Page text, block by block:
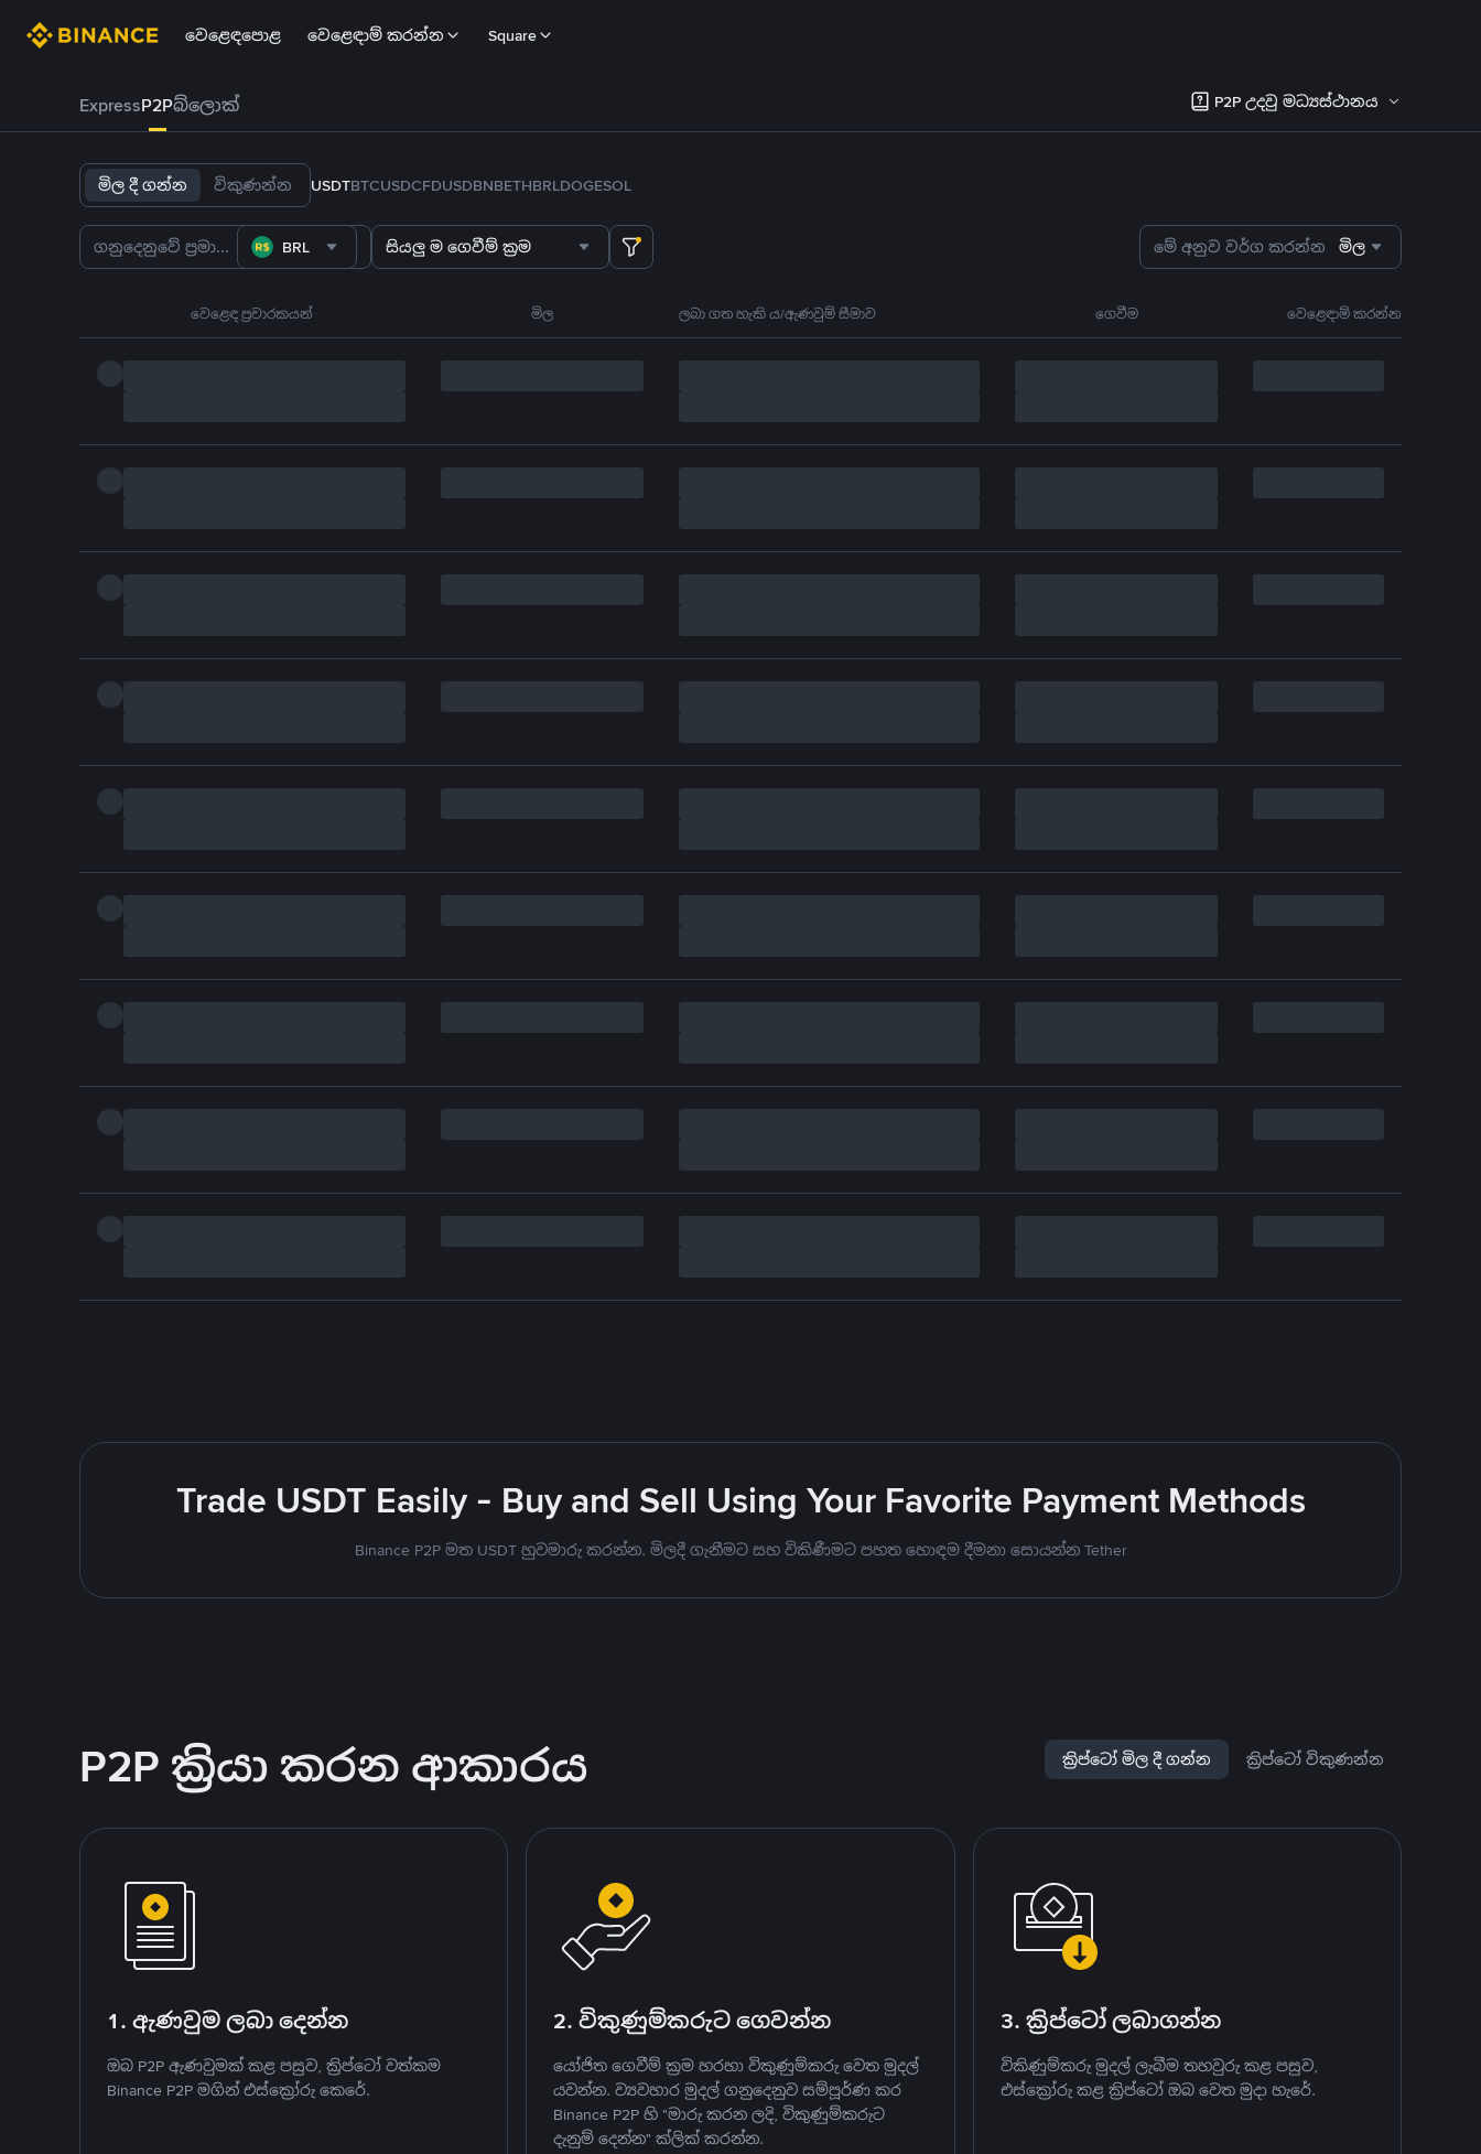
වෙළෙඳපොළ වෙළෙඳාම් කරන්න Square
ExpressP2Pබ්ලොක් P2P උදවු මධ්‍යස්ථානය
මිල දී ගන්න විකුණන්න USDTBTCUSDCFDUSDBNBETHBRLDOGESOL
BRL සියලු ම ගෙවීම් ක්‍රම මේ අනුව වර්ග කරන්න මිල
වෙළෙඳ ප්‍රචාරකයන් මිල ලබා ගත හැකි ය/ඇණවුම් සීමාව ගෙවීම වෙළෙඳාම් කරන්න
Trade USDT Easily - Buy and Sell Using Your Favorite Payment Methods
Binance P2P මත USDT හුවමාරු කරන්න. මිලදී ගැනීමට සහ විකිණීමට පහත හොඳම දීමනා සොයන්න Tether
P2P ක්‍රියා කරන ආකාරය ක්‍රිප්ටෝ මිල දී ගන්න ක්‍රිප්ටෝ විකුණන්න
1. ඇණවුම ලබා දෙන්න
ඔබ P2P ඇණවුමක් කළ පසුව, ක්‍රිප්ටෝ වත්කම
Binance P2P මගින් එස්ක්‍රෝරු කෙරේ.
2. විකුණුම්කරුට ගෙවන්න
යෝජිත ගෙවීම් ක්‍රම හරහා විකුණුම්කරු වෙත මුදල්
යවන්න. ව්‍යවහාර මුදල් ගනුදෙනුව සම්පූර්ණ කර
Binance P2P හි "මාරු කරන ලදි, විකුණුම්කරුට
දැනුම් දෙන්න" ක්ලික් කරන්න.
3. ක්‍රිප්ටෝ ලබාගන්න
විකිණුම්කරු මුදල් ලැබීම තහවුරු කළ පසුව,
එස්ක්‍රෝරු කළ ක්‍රිප්ටෝ ඔබ වෙත මුදා හැරේ.